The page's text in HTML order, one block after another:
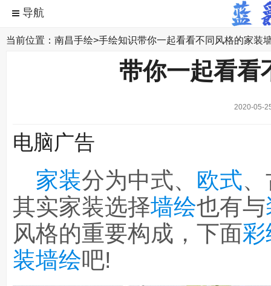
当前位置： 南昌手绘>手绘知识带你一起看看不同风格的家装
带你一起看看
2020-05-
电脑广告
家装分为中式、 欧式
其实家装选择墙绘也有与
风格的重要构成，下面彩
装墙绘吧!